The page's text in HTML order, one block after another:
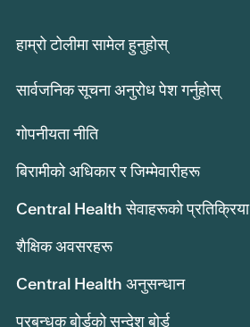
हाम्रो टोलीमा सामेल हुनुहोस्
सार्वजनिक सूचना अनुरोध पेश गर्नुहोस्
गोपनीयता नीति
बिरामीको अधिकार र जिम्मेवारीहरू
Central Health सेवाहरूको प्रतिक्रिया
शैक्षिक अवसरहरू
Central Health अनुसन्धान
प्रबन्धक बोर्डको सन्देश बोर्ड